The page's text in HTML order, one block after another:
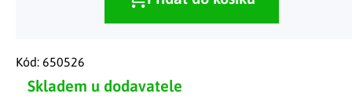
Skladem u dodavatele
Kód: 650526